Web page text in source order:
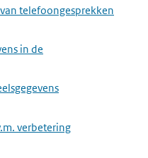
telefoongesprekken
in de
verbetering